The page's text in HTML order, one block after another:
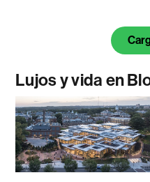
Lujos y vida en